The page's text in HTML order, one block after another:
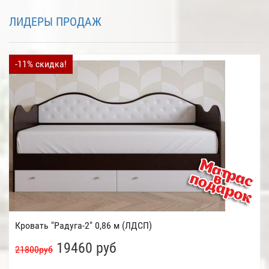
ЛИДЕРЫ ПРОДАЖ
-11% скидка!
Кровать "Радуга-2" 0,86 м (ЛДСП)
21800руб 19460 руб